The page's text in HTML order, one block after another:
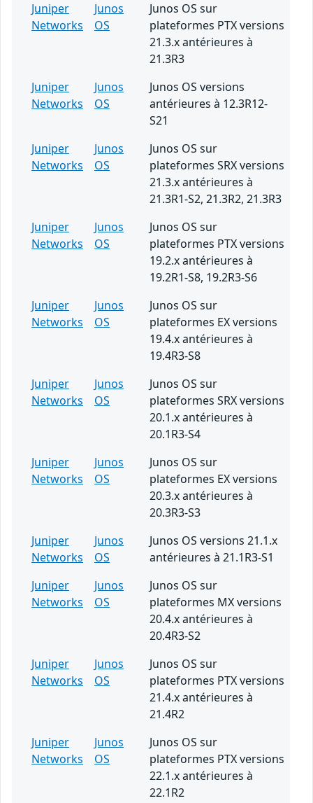
Juniper
Networks
Junos
OS
Junos OS sur
plateformes PTX versions
21.3.x antérieures à
21.3R3
Juniper
Networks
Junos
OS
Junos OS versions
antérieures à 12.3R12-
S21
Juniper
Networks
Junos
OS
Junos OS sur
plateformes SRX versions
21.3.x antérieures à
21.3R1-S2, 21.3R2, 21.3R3
Juniper
Networks
Junos
OS
Junos OS sur
plateformes PTX versions
19.2.x antérieures à
19.2R1-S8, 19.2R3-S6
Juniper
Networks
Junos
OS
Junos OS sur
plateformes EX versions
19.4.x antérieures à
19.4R3-S8
Juniper
Networks
Junos
OS
Junos OS sur
plateformes SRX versions
20.1.x antérieures à
20.1R3-S4
Juniper
Networks
Junos
OS
Junos OS sur
plateformes EX versions
20.3.x antérieures à
20.3R3-S3
Juniper
Networks
Junos
OS
Junos OS versions 21.1.x
antérieures à 21.1R3-S1
Juniper
Networks
Junos
OS
Junos OS sur
plateformes MX versions
20.4.x antérieures à
20.4R3-S2
Juniper
Networks
Junos
OS
Junos OS sur
plateformes PTX versions
21.4.x antérieures à
21.4R2
Juniper
Networks
Junos
OS
Junos OS sur
plateformes PTX versions
22.1.x antérieures à
22.1R2